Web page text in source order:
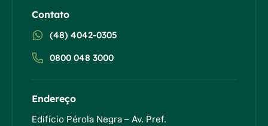
Contato
(48) 4042-0305
0800 048 3000
Endereço
Edifício Pérola Negra – Av. Pref.